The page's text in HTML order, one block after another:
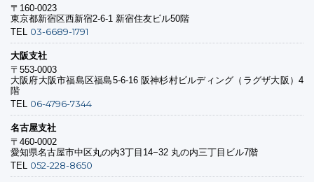
〒160-0023
東京都新宿区西新宿2-6-1 新宿住友ビル50階
TEL 03-6689-1791
大阪支社
〒553-0003
大阪府大阪市福島区福島5-6-16 阪神杉村ビルディング（ラグザ大阪）4
階
TEL 06-4796-7344
名古屋支社
〒460-0002
愛知県名古屋市中区丸の内3丁目14−32 丸の内三丁目ビル7階
TEL 052-228-8650